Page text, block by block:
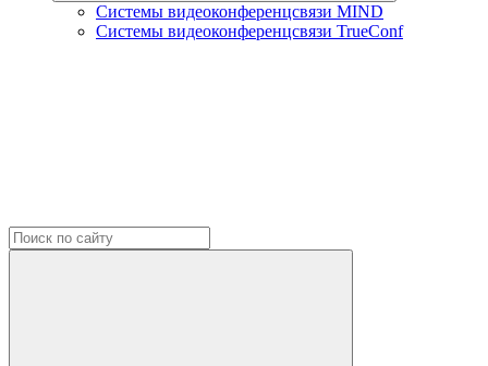
Системы видеоконференцсвязи MIND
Системы видеоконференцсвязи TrueConf